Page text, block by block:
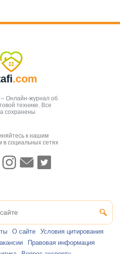
.com
Онлайн-журнал об
технике. Все
сохранены
к нашим
в социальных сетях
О сайте
Условия цитирования
Правовая информация